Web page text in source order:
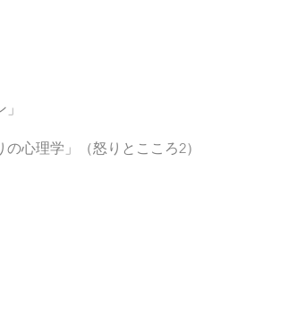
心理学」（怒りとこころ2）